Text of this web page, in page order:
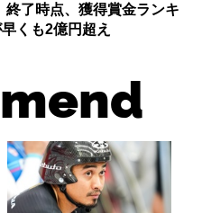
終了時点、獲得賞金ランキ
くも2億円超え